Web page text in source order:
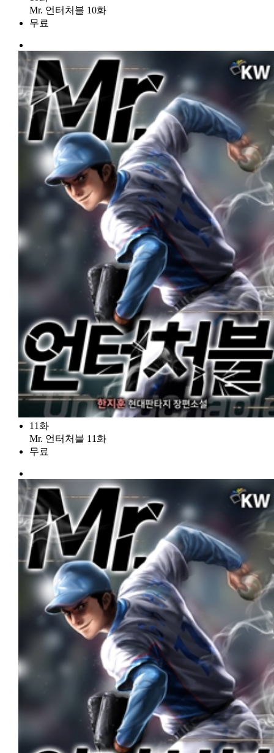
Mr. 언터처블 10화
무료
11화
Mr. 언터처블 11화
무료